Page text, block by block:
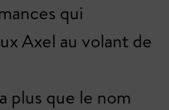
qui
Axel au volant de
plus que le nom